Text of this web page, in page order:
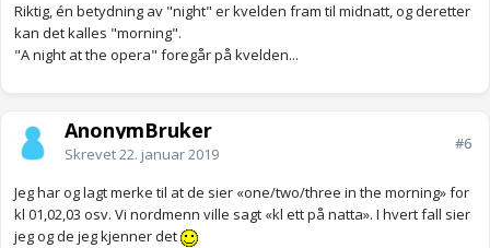
Riktig, én betydning av "night" er kvelden fram til midnatt, og deretter
kan det kalles "morning".
"A night at the opera" foregår på kvelden...
AnonymBruker
Skrevet22. januar 2019
#6
Jeg har og lagt merke til at de sier «one/two/three in the morning» for
kl 01,02,03 osv. Vi nordmenn ville sagt «kl ett på natta». I hvert fall sier
jeg og de jeg kjenner det